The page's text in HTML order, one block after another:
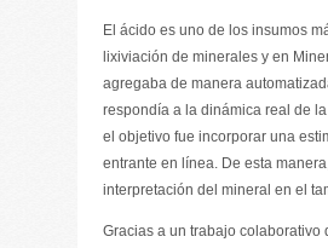
El ácido es uno de los insumos
lixiviación de minerales y en
agregaba de manera
respondía a la dinámica real de
el objetivo fue incorporar una
entrante en línea. De esta
interpretación del mineral en el
Gracias a un trabajo colaborativo